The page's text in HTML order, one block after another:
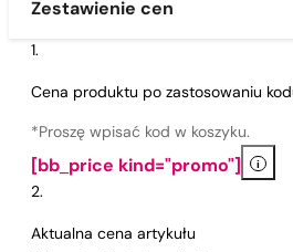
Zestawienie cen
Cena produktu po zastosowaniu
*Proszę wpisać kod w koszyku.
[bb_price kind="promo"] i
Aktualna cena artykułu